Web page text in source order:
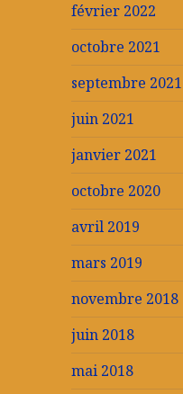
février 2022
octobre 2021
septembre 2021
juin 2021
janvier 2021
octobre 2020
avril 2019
mars 2019
novembre 2018
juin 2018
mai 2018